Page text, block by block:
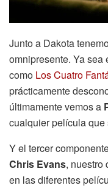
Junto a Dakota
omnipresente. Ya sea
como Los Cuatro
prácticamente
últimamente vemos a
cualquier película que
Y el tercer
Chris Evans, nuestro
en las diferentes